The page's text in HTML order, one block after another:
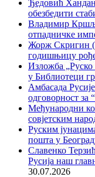
Ђедовић
обезбедити
Владимир
отпадничке
Жорж Скригин
годишњицу
Изложба „Руско
у Библиотеци
Амбасада
одговорност за
Међународни
совјетским
Руским
пошта у
Славенко
Русија наш
30.07.2026